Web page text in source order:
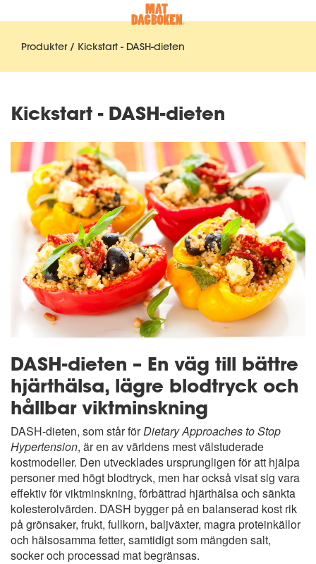
Produkter/ Kickstart - DASH-dieten
Kickstart - DASH-dieten
DASH-dieten – En väg till bättre
hjärthälsa, lägre blodtryck och
hållbar viktminskning
DASH-dieten, som står förDietary Approaches to Stop
Hypertension, är en av världens mest välstuderade
kostmodeller. Den utvecklades ursprungligen för att hjälpa
personer med högt blodtryck, men har också visat sig vara
effektiv för viktminskning, förbättrad hjärthälsa och sänkta
kolesterolvärden. DASH bygger på en balanserad kost rik
på grönsaker, frukt, fullkorn, baljväxter, magra proteinkällor
och hälsosamma fetter, samtidigt som mängden salt,
socker och processad mat begränsas.